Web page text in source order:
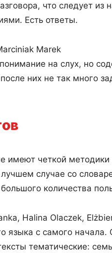
что следует
Есть ответы.
Marek
на слух, но
них не так много
четкой методики
случае со
количества
Halina Olaczek,
языка с самого
тематические: